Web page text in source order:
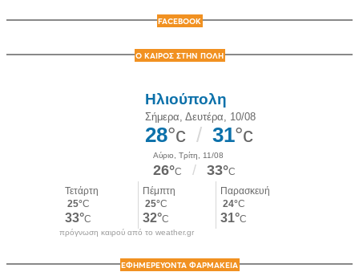
FACEBOOK
Ο ΚΑΙΡΟΣ ΣΤΗΝ ΠΟΛΗ
πρόγνωση καιρού από το weather.gr
ΕΦΗΜΕΡΕΥΟΝΤΑ ΦΑΡΜΑΚΕΙΑ